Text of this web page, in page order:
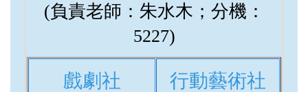
(負責老師：朱水木；分機：
5227)
戲劇社 行動藝術社